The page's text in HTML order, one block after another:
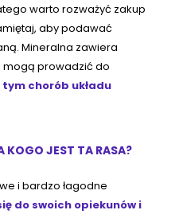
warto rozważyć zakup
aby podawać
Mineralna zawiera
mogą prowadzić do
chorób układu
KOGO JEST TA RASA?
i bardzo łagodne
do swoich opiekunów i